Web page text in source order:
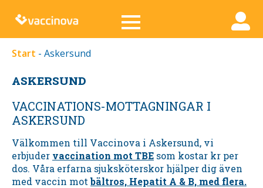
Start - Askersund
ASKERSUND
VACCINATIONS-MOTTAGNINGAR I
ASKERSUND
Välkommen till Vaccinova i Askersund, vi
erbjuder vaccination mot TBE som kostar kr per
dos. Våra erfarna sjuksköterskor hjälper dig även
med vaccin motbältros, Hepatit A & B, med flera.